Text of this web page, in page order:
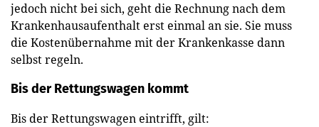
jedoch nicht bei sich, geht die Rechnung nach dem
Krankenhausaufenthalt erst einmal an sie. Sie muss
die Kostenübernahme mit der Krankenkasse dann
selbst regeln.
Bis der Rettungswagen kommt
Bis der Rettungswagen eintrifft, gilt: